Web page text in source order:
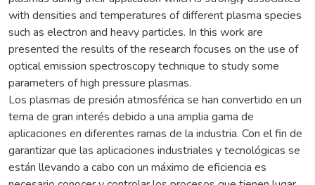
with densities and temperatures of different plasma species
such as electron and heavy particles. In this work are
presented the results of the research focuses on the use of
optical emission spectroscopy technique to study some
parameters of high pressure plasmas.
Los plasmas de presión atmosférica se han convertido en un
tema de gran interés debido a una amplia gama de
aplicaciones en diferentes ramas de la industria. Con el fin de
garantizar que las aplicaciones industriales y tecnológicas se
están llevando a cabo con un máximo de eficiencia es